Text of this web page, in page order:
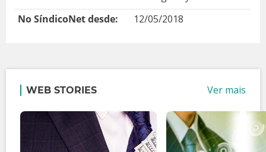
No SíndicoNet desde:
12/05/2018
WEB STORIES Ver mais